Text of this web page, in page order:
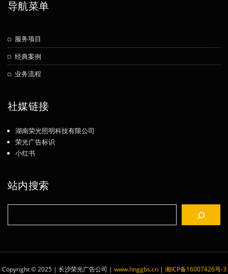
导航菜单
服务项目
经典案例
业务流程
社媒链接
湖南荣光照明科技有限公司
荣光广告标识
小红书
站内搜索
Copyright © 2025 | 长沙荣光广告公司 | www.hnggbs.cn| 湘ICP备16007426号-3